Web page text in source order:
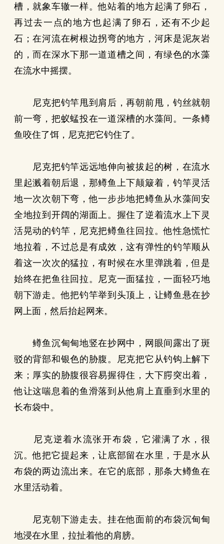
槽，就象车辙一样。他站着的地方起满了卵石，
再过去一点的地方也起满了卵石，还有不少起
石；在河流在树根边拐弯的地方，河床是泥灰岩
的，而在深水下那一道道槽之间，有绿色的水藻
在流水中摇摆。
尼克把钓竿甩到肩后，再朝前甩，钓丝就朝
前一弯，把蚁蜢投在一道深槽的水藻间。一条鳟
鱼咬住了饵，尼克把它钓住了。
尼克把钓竿远远地伸向被拔起的树，在流水
里起溅着朝后退，那鳟鱼上下颠簸着，钓竿灵活
地一次次朝下弯，他一步步地把鳟鱼从水藻间安
全地拉到开阔的湖面上。握住了逆着流水上下灵
活晃动的钓竿，尼克把鳟鱼往回拉。他性急慌忙
地拉着，不过总是有成效，这有弹性的钓竿顺从
着这一次次的猛拉，有时候在水里弹跳着，但是
始终在把鱼往回拉。尼克一面猛拉，一面轻巧地
朝下游走。他把钓竿举到头顶上，让鳟鱼悬在抄
网上面，然后抬起网来。
鳟鱼沉甸甸地竖在抄网中，网眼间露出了斑
驳的背部和银色的胁腹。尼克把它从钓钩上解下
来；厚实的胁腹很容易握得住，大下腭突出着，
他让这喘息着的鱼滑落到从他肩上直垂到水里的
长布袋中。
尼克逆着水流张开布袋，它灌满了水，很
沉。他把它提起来，让底部留在水里，于是水从
布袋的两边流出来。在它的底部，那条大鳟鱼在
水里活动着。
尼克朝下游走去。挂在他面前的布袋沉甸甸
地浸在水里，拉扯着他的肩膀。